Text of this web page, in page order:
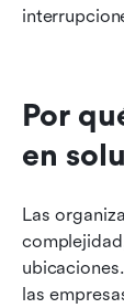
Por
en
Las
las